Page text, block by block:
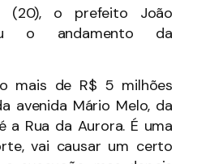
(20), o prefeito João
o andamento da
mais de R$ 5 milhões
avenida Mário Melo, da
a Rua da Aurora. É uma
vai causar um certo